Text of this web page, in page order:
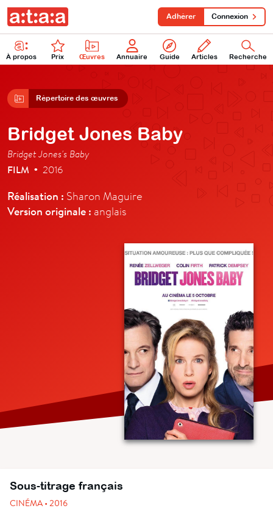
À propos Prix Œuvres Annuaire Guide Articles Recherche
Adhérer Connexion
Répertoire des œuvres
Bridget Jones Baby
Bridget Jones's Baby
FILM • 2016
Réalisation : Sharon Maguire
Version originale : anglais
Sous-titrage français
CINÉMA • 2016